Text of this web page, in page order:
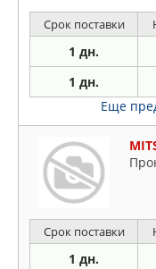
Срок поставки
1 дн.
1 дн.
Еще
Срок поставки
1 дн.